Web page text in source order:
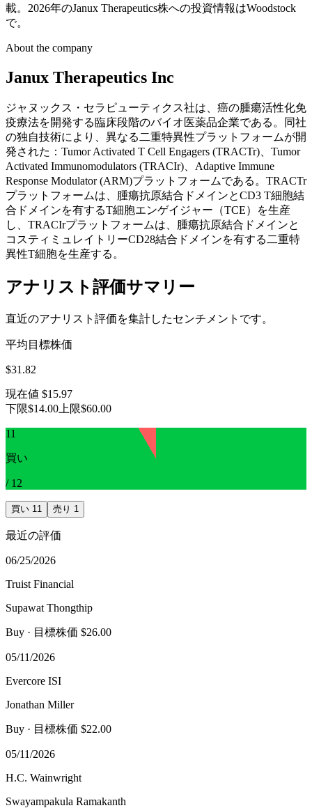
載。2026年のJanux Therapeutics株への投資情報はWoodstock
で。
About the company
Janux Therapeutics Inc
ジャヌックス・セラピューティクス社は、癌の腫瘍活性化免
疫療法を開発する臨床段階のバイオ医薬品企業である。同社
の独自技術により、異なる二重特異性プラットフォームが開
発された：Tumor Activated T Cell Engagers (TRACTr)、Tumor
Activated Immunomodulators (TRACIr)、Adaptive Immune
Response Modulator (ARM)プラットフォームである。TRACTr
プラットフォームは、腫瘍抗原結合ドメインとCD3 T細胞結
合ドメインを有するT細胞エンゲイジャー（TCE）を生産
し、TRACIrプラットフォームは、腫瘍抗原結合ドメインと
コスティミュレイトリーCD28結合ドメインを有する二重特
異性T細胞を生産する。
アナリスト評価サマリー
直近のアナリスト評価を集計したセンチメントです。
平均目標株価
$31.82
現在値 $15.97
下限$14.00 上限$60.00
11
買い
/ 12
買い 11 売り 1
最近の評価
06/25/2026
Truist Financial
Supawat Thongthip
Buy · 目標株価 $26.00
05/11/2026
Evercore ISI
Jonathan Miller
Buy · 目標株価 $22.00
05/11/2026
H.C. Wainwright
Swayampakula Ramakanth